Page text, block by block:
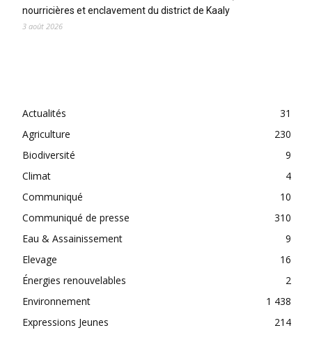
nourricières et enclavement du district de Kaaly
3 août 2026
Actualités
31
Agriculture
230
Biodiversité
9
Climat
4
Communiqué
10
Communiqué de presse
310
Eau & Assainissement
9
Elevage
16
Énergies renouvelables
2
Environnement
1 438
Expressions Jeunes
214